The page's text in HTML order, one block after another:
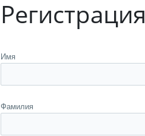
Регистрация
Имя
Фамилия